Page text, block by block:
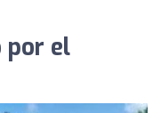
por el